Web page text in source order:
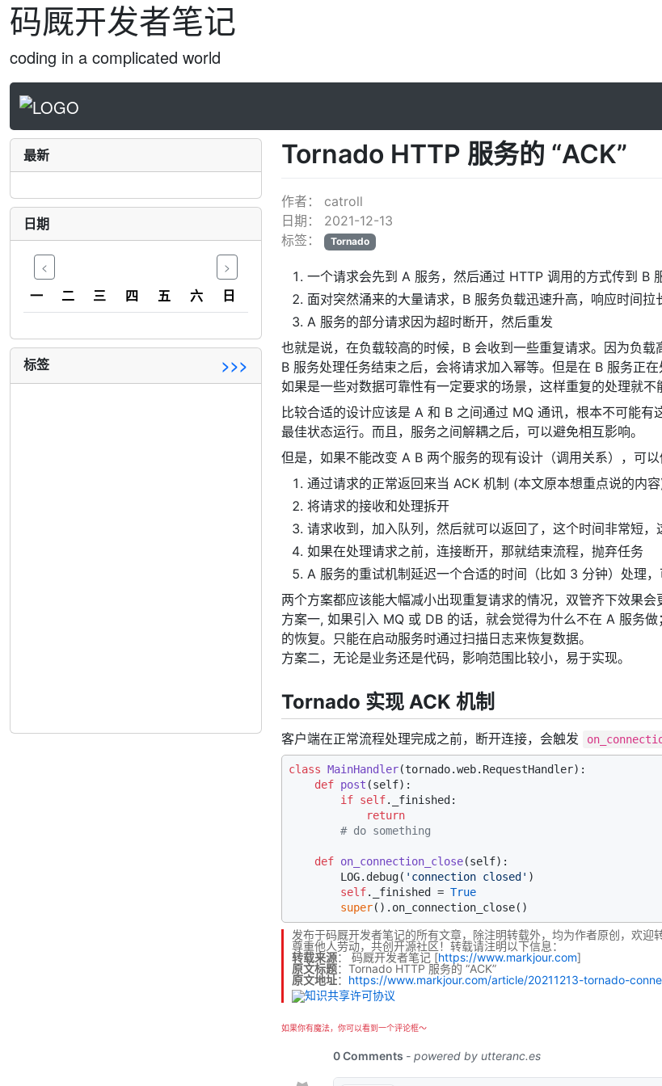
码厩开发者笔记
coding in a complicated world
最新
日期
< >
一 二 三 四 五 六 日
标签 >>>
Tornado HTTP 服务的 “ACK”
作者： catroll
日期： 2021-12-13
标签：
Tornado
一个请求会先到 A 服务，然后通过 HTTP 调用的方式传到 B
面对突然涌来的大量请求，B 服务负载迅速升高，响应时间拉
A 服务的部分请求因为超时断开，然后重发
也就是说，在负载较高的时候，B 会收到一些重复请求。因为负载
B 服务处理任务结束之后，会将请求加入幂等。但是在 B 服务正
如果是一些对数据可靠性有一定要求的场景，这样重复的处理就不
比较合适的设计应该是 A 和 B 之间通过 MQ 通讯，根本不可能
最佳状态运行。而且，服务之间解耦之后，可以避免相互影响。
但是，如果不能改变 A B 两个服务的现有设计（调用关系），可以
通过请求的正常返回来当 ACK 机制 (本文原本想重点说的内容
将请求的接收和处理拆开
请求收到，加入队列，然后就可以返回了，这个时间非常短
如果在处理请求之前，连接断开，那就结束流程，抛弃任务
A 服务的重试机制延迟一个合适的时间（比如 3 分钟）处理
两个方案都应该能大幅减小出现重复请求的情况，双管齐下效果会
方案一, 如果引入 MQ 或 DB 的话，就会觉得为什么不在 A 服务
的恢复。只能在启动服务时通过扫描日志来恢复数据。
方案二，无论是业务还是代码，影响范围比较小，易于实现。
Tornado 实现 ACK 机制
客户端在正常流程处理完成之前，断开连接，会触发
class MainHandler(tornado.web.RequestHandler):
def post (self):
if self._finished:
return
# do something
def on_connection_close(self):
        LOG.debug(
'connection closed' )
self._finished = True
super
发布于码厩开发者笔记的所有文章，除注明转载外，均为作者原创，欢迎
尊重他人劳动，共创开源社区！转载请注明以下信息：
转载来源： 码厩开发者笔记 [https://www.markjour.com]
原文标题：Tornado HTTP 服务的 “ACK”
原文地址： https://www.markjour.com/article/20211213-tornado-
如果你有魔法，你可以看到一个评论框～